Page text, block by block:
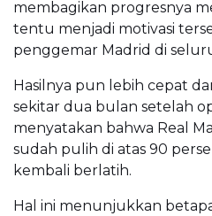
membagikan progresnya
tentu menjadi motivasi
penggemar Madrid di
Hasilnya pun lebih cepat
sekitar dua bulan setelah
menyatakan bahwa Real
sudah pulih di atas 90
kembali berlatih.
Hal ini menunjukkan